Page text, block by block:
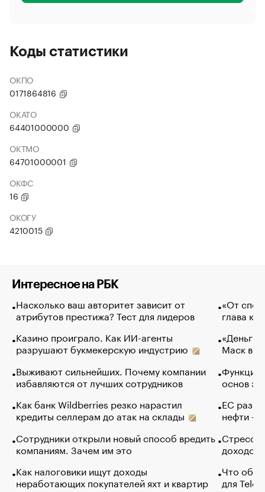
Коды статистики
ОКПО
0171864816
ОКАТО
64401000000
ОКТМО
64701000001
ОКФС
16
ОКОГУ
4210015
Интересное на РБК
Насколько ваш авторитет зависит от
атрибутов престижа? Тест для лидеров
Казино проиграло. Как ИИ-агенты
разрушают букмекерскую индустрию
Выживают сильнейших. Почему компании
избавляются от лучших сотрудников
Как банк Wildberries резко нарастил
кредиты селлерам до атак на склады
Сотрудники открыли новый способ вредить
компаниям. Зачем им это
Как налоговики ищут доходы
неработающих покупателей яхт и квартир
«От
глава
«Деньги
Маск в
Функции
основ
ЕС
нефти —
Стресс
доходов
Что
для